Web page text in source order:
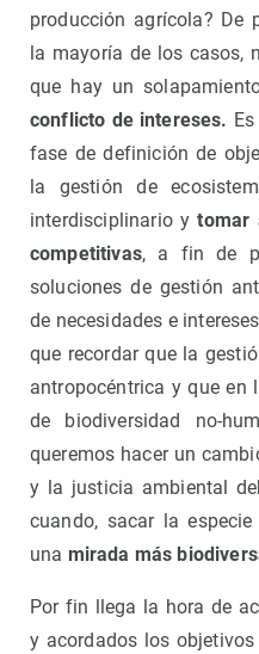
producción agrícola? De
la mayoría de los casos,
que hay un
conflicto de intereses.
fase de definición de
la gestión de
interdisciplinario ytomar
competitivas, a fin de
soluciones de gestión
de necesidades e
que recordar que la
antropocéntrica y que en
de biodiversidad no-
queremos hacer un
y la justicia ambiental
cuando, sacar la
una mirada más
Por fin llega la hora de
y acordados los